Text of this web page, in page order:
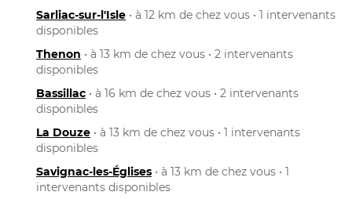
Sarliac-sur-l'Isle • à 12 km de chez vous • 1 intervenants
disponibles
Thenon • à 13 km de chez vous • 2 intervenants
disponibles
Bassillac • à 16 km de chez vous • 2 intervenants
disponibles
La Douze • à 13 km de chez vous • 1 intervenants
disponibles
Savignac-les-Églises • à 13 km de chez vous • 1
intervenants disponibles